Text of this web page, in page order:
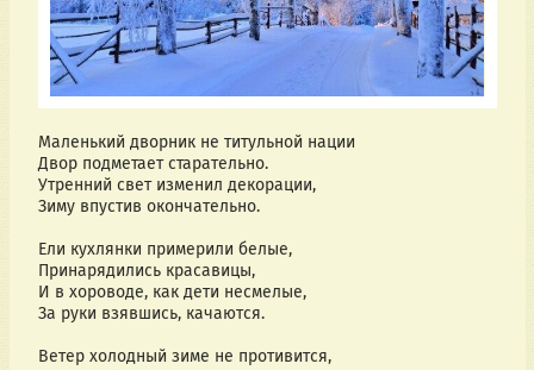
Маленький дворник не титульной нации
Двор подметает старательно.
Утренний свет изменил декорации,
Зиму впустив окончательно.
Ели кухлянки примерили белые,
Принарядились красавицы,
И в хороводе, как дети несмелые,
За руки взявшись, качаются.
Ветер холодный зиме не противится,